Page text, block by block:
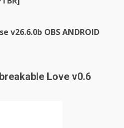
v26.6.0b OBS ANDROID
Love v0.6